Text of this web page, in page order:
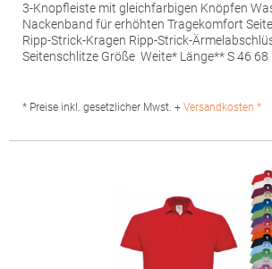
3-Knopfleiste mit gleichfarbigen Knöpfen
Nackenband für erhöhten Tragekomfort
Ripp-Strick-Kragen Ripp-Strick-
Seitenschlitze Größe Weite* Länge** S 46 68 M 50 70 L 54 72
desKleidungsstücks**Maßeinheit ausgehend
Polyester / 35% BaumwolleArtikelname: 65/
Nr.: F502Angaben zur Produktsicherheit:
Hersteller: Fruit of the Loom International
Business Centre, Co. Donegal, F93 Y2NA
Mail: fruitbrands@fotlinc.com
* Preise inkl. gesetzlicher Mwst. + Versandkosten *